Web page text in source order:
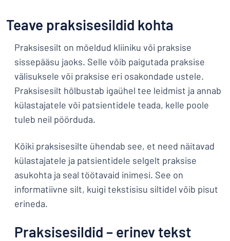
Te ei leia, mida otsite? Alustage oma sildi kujundamist
Hinnapäring
Logige
sisse
Klienditeenindus
Eraklient /
Äriklient
Teave praksisesildid kohta
Praksisesilt on mõeldud kliiniku või praksise
sissepääsu jaoks. Selle võib paigutada praksise
välisuksele või praksise eri osakondade ustele.
Praksisesilt hõlbustab igaühel tee leidmist ja annab
külastajatele või patsientidele teada, kelle poole
tuleb neil pöörduda.
Kõiki praksisesilte ühendab see, et need näitavad
külastajatele ja patsientidele selgelt praksise
asukohta ja seal töötavaid inimesi. See on
informatiivne silt, kuigi tekstisisu siltidel võib pisut
erineda.
Praksisesildid – erinev tekst